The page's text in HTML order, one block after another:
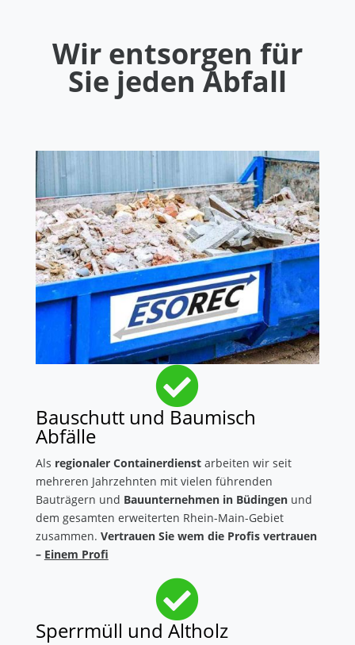
Wir entsorgen für
Sie jeden Abfall

Bauschutt und Baumisch
Abfälle
Als regionaler Containerdienst arbeiten wir seit
mehreren Jahrzehnten mit vielen führenden
Bauträgern und Bauunternehmen in Büdingen und
dem gesamten erweiterten Rhein-Main-Gebiet
zusammen. Vertrauen Sie wem die Profis vertrauen
– Einem Profi

Sperrmüll und Altholz